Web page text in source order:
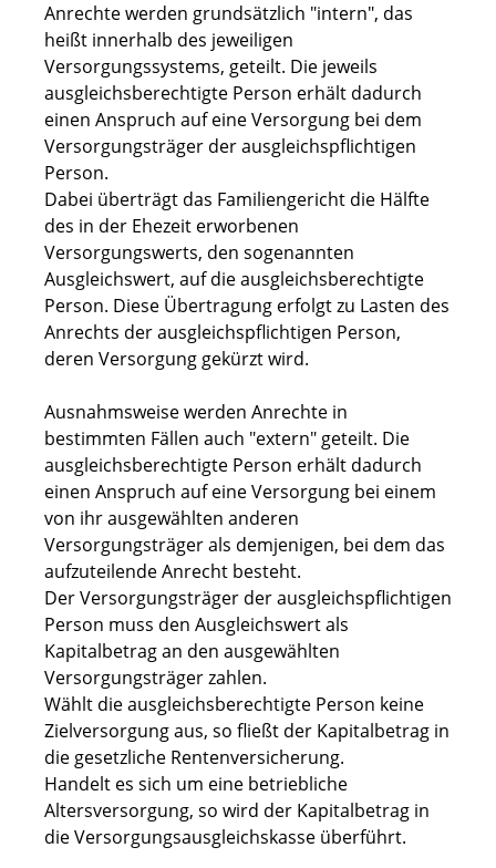
Anrechte werden grundsätzlich "intern", das
heißt innerhalb des jeweiligen
Versorgungssystems, geteilt. Die jeweils
ausgleichsberechtigte Person erhält dadurch
einen Anspruch auf eine Versorgung bei dem
Versorgungsträger der ausgleichspflichtigen
Person.
Dabei überträgt das Familiengericht die Hälfte
des in der Ehezeit erworbenen
Versorgungswerts, den sogenannten
Ausgleichswert, auf die ausgleichsberechtigte
Person. Diese Übertragung erfolgt zu Lasten des
Anrechts der ausgleichspflichtigen Person,
deren Versorgung gekürzt wird.
Ausnahmsweise werden Anrechte in
bestimmten Fällen auch "extern" geteilt. Die
ausgleichsberechtigte Person erhält dadurch
einen Anspruch auf eine Versorgung bei einem
von ihr ausgewählten anderen
Versorgungsträger als demjenigen, bei dem das
aufzuteilende Anrecht besteht.
Der Versorgungsträger der ausgleichspflichtigen
Person muss den Ausgleichswert als
Kapitalbetrag an den ausgewählten
Versorgungsträger zahlen.
Wählt die ausgleichsberechtigte Person keine
Zielversorgung aus, so fließt der Kapitalbetrag in
die gesetzliche Rentenversicherung.
Handelt es sich um eine betriebliche
Altersversorgung, so wird der Kapitalbetrag in
die Versorgungsausgleichskasse überführt.